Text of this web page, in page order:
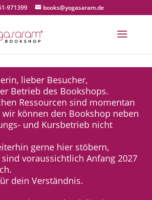
971399 books@yogasaram.de
lieber Besucher,
Betrieb des Bookshops.
Ressourcen sind momentan
können den Bookshop neben
und Kursbetrieb nicht
gerne hier stöbern,
voraussichtlich Anfang 2027
dein Verständnis.